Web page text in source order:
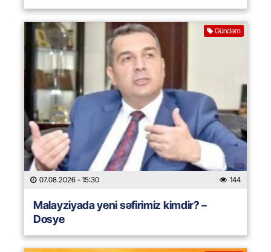
Gündəm
07.08.2026 - 15:30 144
Malayziyada yeni səfirimiz kimdir? –
Dosye